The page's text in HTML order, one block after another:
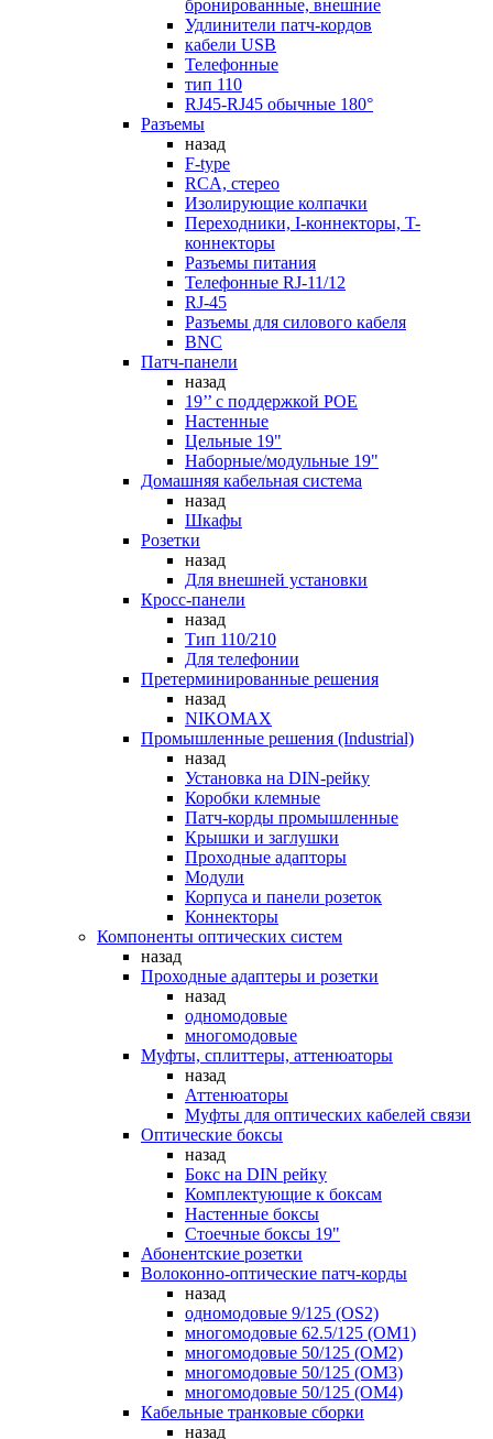
бронированные, внешние
Удлинители патч-кордов
кабели USB
Телефонные
тип 110
RJ45-RJ45 обычные 180°
Разъемы
назад
F-type
RCA, стерео
Изолирующие колпачки
Переходники, I-коннекторы, T-
коннекторы
Разъемы питания
Телефонные RJ-11/12
RJ-45
Разъемы для силового кабеля
BNC
Патч-панели
назад
19’’ с поддержкой POE
Настенные
Цельные 19"
Наборные/модульные 19"
Домашняя кабельная система
назад
Шкафы
Розетки
назад
Для внешней установки
Кросс-панели
назад
Тип 110/210
Для телефонии
Претерминированные решения
назад
NIKOMAX
Промышленные решения (Industrial)
назад
Установка на DIN-рейку
Коробки клемные
Патч-корды промышленные
Крышки и заглушки
Проходные адапторы
Модули
Корпуса и панели розеток
Коннекторы
Компоненты оптических систем
назад
Проходные адаптеры и розетки
назад
одномодовые
многомодовые
Муфты, сплиттеры, аттенюаторы
назад
Аттенюаторы
Муфты для оптических кабелей связи
Оптические боксы
назад
Бокс на DIN рейку
Комплектующие к боксам
Настенные боксы
Стоечные боксы 19"
Абонентские розетки
Волоконно-оптические патч-корды
назад
одномодовые 9/125 (OS2)
многомодовые 62.5/125 (OM1)
многомодовые 50/125 (OM2)
многомодовые 50/125 (OM3)
многомодовые 50/125 (OM4)
Кабельные транковые сборки
назад